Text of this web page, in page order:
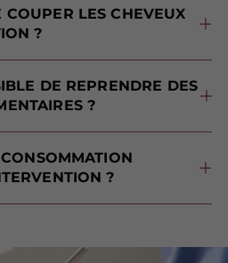
LES CHEVEUX
?
DE REPRENDRE DES
?
?